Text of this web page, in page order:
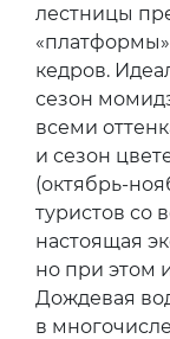
лестницы
кедров.
сезон
всеми
и сезон
(октябрь-
туристов со
настоящая
но при этом
Дождевая
в